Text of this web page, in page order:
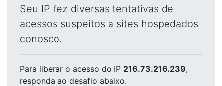
Seu IP fez diversas tentativas de
acessos suspeitos a sites hospedados
conosco.
Para liberar o acesso do IP 216.73.216.239,
responda ao desafio abaixo.